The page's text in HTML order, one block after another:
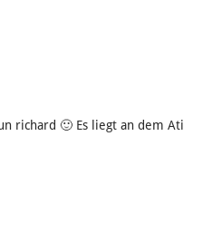
richard 🙂 Es liegt an dem Ati